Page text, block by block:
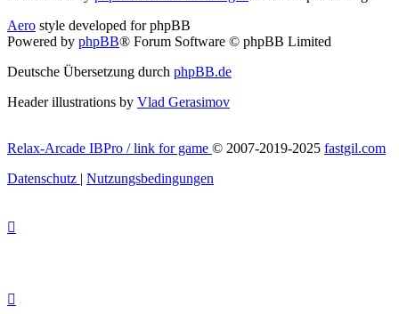
Aero style developed for phpBB
Powered by phpBB® Forum Software © phpBB Limited
Deutsche Übersetzung durch phpBB.de
Header illustrations by Vlad Gerasimov
Relax-Arcade IBPro / link for game © 2007-2019-2025 fastgil.com
Datenschutz | Nutzungsbedingungen